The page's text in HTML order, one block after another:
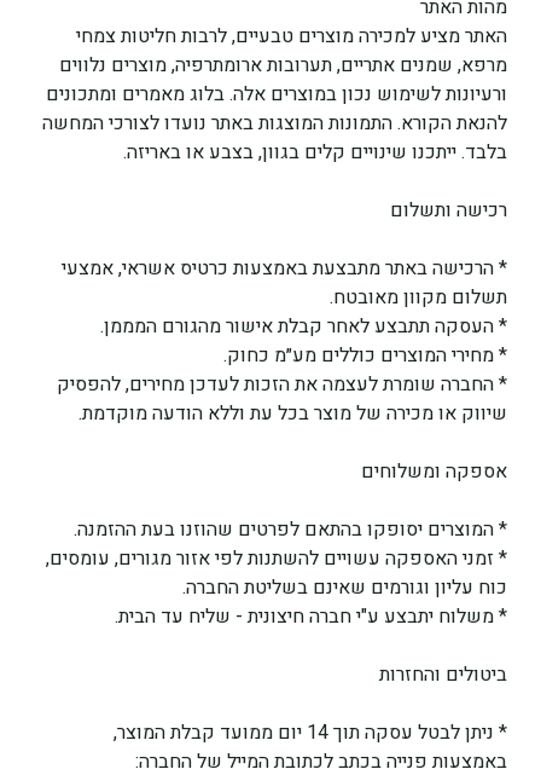
מהות האתר
האתר מציע למכירה מוצרים טבעיים, לרבות חליטות צמחי
מרפא, שמנים אתריים, תערובות ארומתרפיה, מוצרים נלווים
ורעיונות לשימוש נכון במוצרים אלה. בלוג מאמרים ומתכונים
להנאת הקורא. התמונות המוצגות באתר נועדו לצורכי המחשה
בלבד. ייתכנו שינויים קלים בגוון, בצבע או באריזה.
רכישה ותשלום
* הרכישה באתר מתבצעת באמצעות כרטיס אשראי, אמצעי
תשלום מקוון מאובטח.
* העסקה תתבצע לאחר קבלת אישור מהגורם המממן.
* מחירי המוצרים כוללים מע״מ כחוק.
* החברה שומרת לעצמה את הזכות לעדכן מחירים, להפסיק
שיווק או מכירה של מוצר בכל עת וללא הודעה מוקדמת.
אספקה ומשלוחים
* המוצרים יסופקו בהתאם לפרטים שהוזנו בעת ההזמנה.
* זמני האספקה עשויים להשתנות לפי אזור מגורים, עומסים,
כוח עליון וגורמים שאינם בשליטת החברה.
* משלוח יתבצע ע"י חברה חיצונית - שליח עד הבית.
ביטולים והחזרות
* ניתן לבטל עסקה תוך 14 יום ממועד קבלת המוצר,
באמצעות פנייה בכתב לכתובת המייל של החברה: